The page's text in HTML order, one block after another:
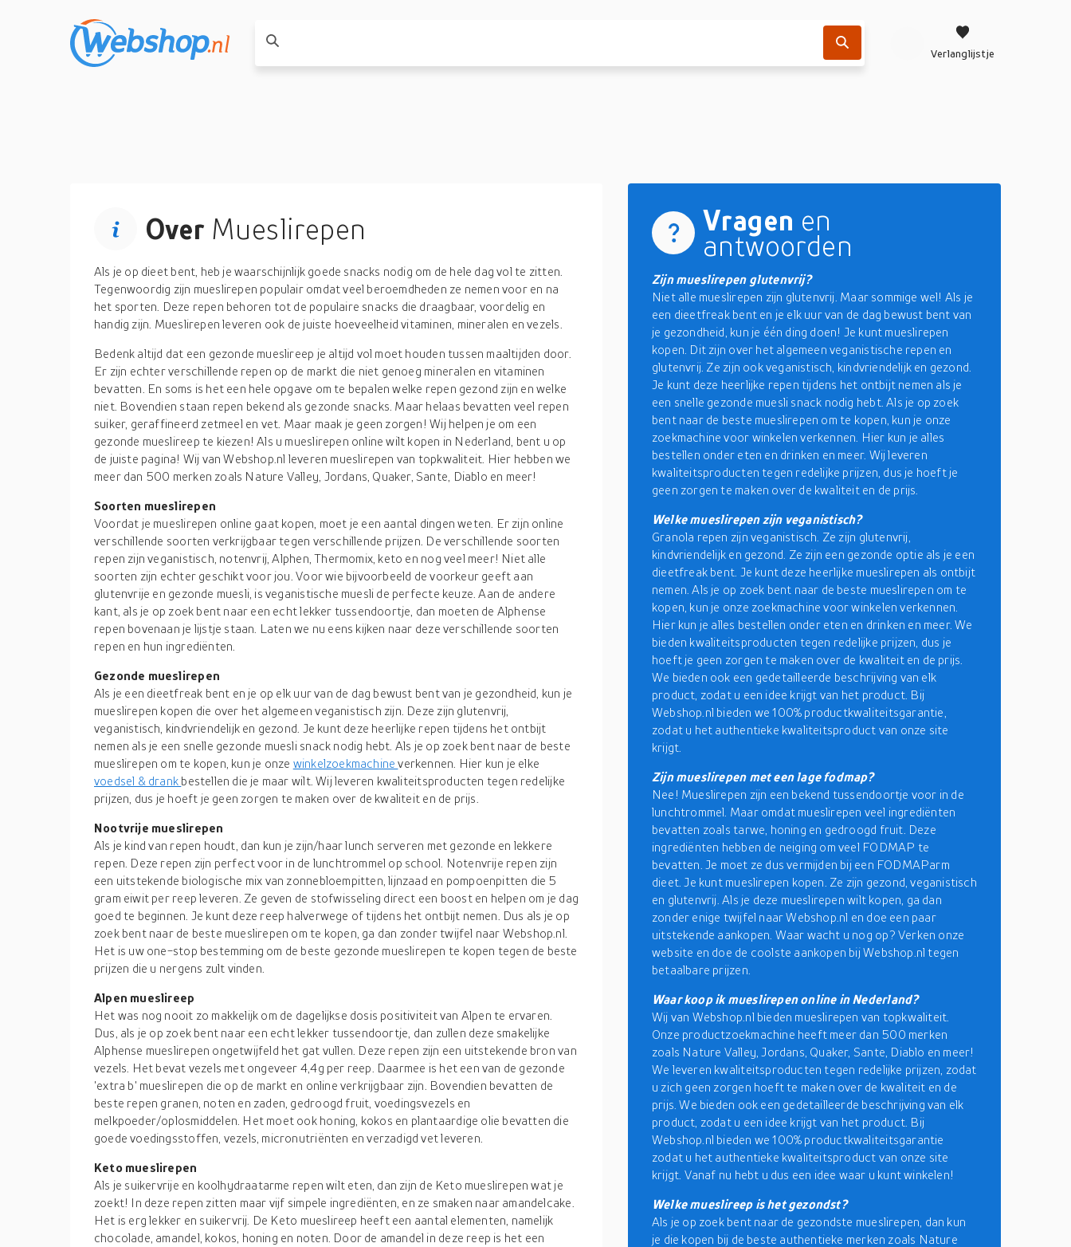
Verlanglijstje
Over Mueslirepen
Als je op dieet bent, heb je waarschijnlijk goede snacks nodig om de hele dag vol te zitten.
Tegenwoordig zijn mueslirepen populair omdat veel beroemdheden ze nemen voor en na
het sporten. Deze repen behoren tot de populaire snacks die draagbaar, voordelig en
handig zijn. Mueslirepen leveren ook de juiste hoeveelheid vitaminen, mineralen en vezels.
Bedenk altijd dat een gezonde mueslireep je altijd vol moet houden tussen maaltijden door.
Er zijn echter verschillende repen op de markt die niet genoeg mineralen en vitaminen
bevatten. En soms is het een hele opgave om te bepalen welke repen gezond zijn en welke
niet. Bovendien staan repen bekend als gezonde snacks. Maar helaas bevatten veel repen
suiker, geraffineerd zetmeel en vet. Maar maak je geen zorgen! Wij helpen je om een
gezonde mueslireep te kiezen! Als u mueslirepen online wilt kopen in Nederland, bent u op
de juiste pagina! Wij van Webshop.nl leveren mueslirepen van topkwaliteit. Hier hebben we
meer dan 500 merken zoals Nature Valley, Jordans, Quaker, Sante, Diablo en meer!
Soorten mueslirepen
Voordat je mueslirepen online gaat kopen, moet je een aantal dingen weten. Er zijn online
verschillende soorten verkrijgbaar tegen verschillende prijzen. De verschillende soorten
repen zijn veganistisch, notenvrij, Alphen, Thermomix, keto en nog veel meer! Niet alle
soorten zijn echter geschikt voor jou. Voor wie bijvoorbeeld de voorkeur geeft aan
glutenvrije en gezonde muesli, is veganistische muesli de perfecte keuze. Aan de andere
kant, als je op zoek bent naar een echt lekker tussendoortje, dan moeten de Alphense
repen bovenaan je lijstje staan. Laten we nu eens kijken naar deze verschillende soorten
repen en hun ingrediënten.
Gezonde mueslirepen
Als je een dieetfreak bent en je op elk uur van de dag bewust bent van je gezondheid, kun je
mueslirepen kopen die over het algemeen veganistisch zijn. Deze zijn glutenvrij,
veganistisch, kindvriendelijk en gezond. Je kunt deze heerlijke repen tijdens het ontbijt
nemen als je een snelle gezonde muesli snack nodig hebt. Als je op zoek bent naar de beste
mueslirepen om te kopen, kun je onze winkelzoekmachineverkennen. Hier kun je elke
voedsel & drank bestellen die je maar wilt. Wij leveren kwaliteitsproducten tegen redelijke
prijzen, dus je hoeft je geen zorgen te maken over de kwaliteit en de prijs.
Nootvrije mueslirepen
Als je kind van repen houdt, dan kun je zijn/haar lunch serveren met gezonde en lekkere
repen. Deze repen zijn perfect voor in de lunchtrommel op school. Notenvrije repen zijn
een uitstekende biologische mix van zonnebloempitten, lijnzaad en pompoenpitten die 5
gram eiwit per reep leveren. Ze geven de stofwisseling direct een boost en helpen om je dag
goed te beginnen. Je kunt deze reep halverwege of tijdens het ontbijt nemen. Dus als je op
zoek bent naar de beste mueslirepen om te kopen, ga dan zonder twijfel naar Webshop.nl.
Het is uw one-stop bestemming om de beste gezonde mueslirepen te kopen tegen de beste
prijzen die u nergens zult vinden.
Alpen mueslireep
Het was nog nooit zo makkelijk om de dagelijkse dosis positiviteit van Alpen te ervaren.
Dus, als je op zoek bent naar een echt lekker tussendoortje, dan zullen deze smakelijke
Alphense mueslirepen ongetwijfeld het gat vullen. Deze repen zijn een uitstekende bron van
vezels. Het bevat vezels met ongeveer 4,4g per reep. Daarmee is het een van de gezonde
'extra b' mueslirepen die op de markt en online verkrijgbaar zijn. Bovendien bevatten de
beste repen granen, noten en zaden, gedroogd fruit, voedingsvezels en
melkpoeder/oplosmiddelen. Het moet ook honing, kokos en plantaardige olie bevatten die
goede voedingsstoffen, vezels, micronutriënten en verzadigd vet leveren.
Keto mueslirepen
Als je suikervrije en koolhydraatarme repen wilt eten, dan zijn de Keto mueslirepen wat je
zoekt! In deze repen zitten maar vijf simpele ingrediënten, en ze smaken naar amandelcake.
Het is erg lekker en suikervrij. De Keto mueslireep heeft een aantal elementen, namelijk
chocolade, amandel, kokos, honing en noten. Door de amandel in deze reep is het een
Vragen en
antwoorden
Zijn mueslirepen glutenvrij?
Niet alle mueslirepen zijn glutenvrij. Maar sommige wel! Als je
een dieetfreak bent en je elk uur van de dag bewust bent van
je gezondheid, kun je één ding doen! Je kunt mueslirepen
kopen. Dit zijn over het algemeen veganistische repen en
glutenvrij. Ze zijn ook veganistisch, kindvriendelijk en gezond.
Je kunt deze heerlijke repen tijdens het ontbijt nemen als je
een snelle gezonde muesli snack nodig hebt. Als je op zoek
bent naar de beste mueslirepen om te kopen, kun je onze
zoekmachine voor winkelen verkennen. Hier kun je alles
bestellen onder eten en drinken en meer. Wij leveren
kwaliteitsproducten tegen redelijke prijzen, dus je hoeft je
geen zorgen te maken over de kwaliteit en de prijs.
Welke mueslirepen zijn veganistisch?
Granola repen zijn veganistisch. Ze zijn glutenvrij,
kindvriendelijk en gezond. Ze zijn een gezonde optie als je een
dieetfreak bent. Je kunt deze heerlijke mueslirepen als ontbijt
nemen. Als je op zoek bent naar de beste mueslirepen om te
kopen, kun je onze zoekmachine voor winkelen verkennen.
Hier kun je alles bestellen onder eten en drinken en meer. We
bieden kwaliteitsproducten tegen redelijke prijzen, dus je
hoeft je geen zorgen te maken over de kwaliteit en de prijs.
We bieden ook een gedetailleerde beschrijving van elk
product, zodat u een idee krijgt van het product. Bij
Webshop.nl bieden we 100% productkwaliteitsgarantie,
zodat u het authentieke kwaliteitsproduct van onze site
krijgt.
Zijn mueslirepen met een lage fodmap?
Nee! Mueslirepen zijn een bekend tussendoortje voor in de
lunchtrommel. Maar omdat mueslirepen veel ingrediënten
bevatten zoals tarwe, honing en gedroogd fruit. Deze
ingrediënten hebben de neiging om veel FODMAP te
bevatten. Je moet ze dus vermijden bij een FODMAParm
dieet. Je kunt mueslirepen kopen. Ze zijn gezond, veganistisch
en glutenvrij. Als je deze mueslirepen wilt kopen, ga dan
zonder enige twijfel naar Webshop.nl en doe een paar
uitstekende aankopen. Waar wacht u nog op? Verken onze
website en doe de coolste aankopen bij Webshop.nl tegen
betaalbare prijzen.
Waar koop ik mueslirepen online in Nederland?
Wij van Webshop.nl bieden mueslirepen van topkwaliteit.
Onze productzoekmachine heeft meer dan 500 merken
zoals Nature Valley, Jordans, Quaker, Sante, Diablo en meer!
We leveren kwaliteitsproducten tegen redelijke prijzen, zodat
u zich geen zorgen hoeft te maken over de kwaliteit en de
prijs. We bieden ook een gedetailleerde beschrijving van elk
product, zodat u een idee krijgt van het product. Bij
Webshop.nl bieden we 100% productkwaliteitsgarantie
zodat u het authentieke kwaliteitsproduct van onze site
krijgt. Vanaf nu hebt u dus een idee waar u kunt winkelen!
Welke mueslireep is het gezondst?
Als je op zoek bent naar de gezondste mueslirepen, dan kun
je die kopen bij de beste authentieke merken zoals Nature